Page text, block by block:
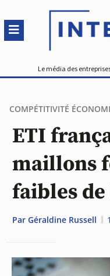
Le média des
COMPÉTITIVITÉ
ETI
maillons
faibles de
Par Géraldine Russell